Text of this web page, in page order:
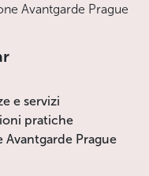
Avantgarde Prague
e servizi
pratiche
Avantgarde Prague